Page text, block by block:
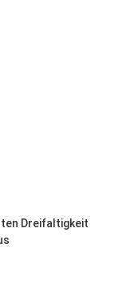
Dreifaltigkeit